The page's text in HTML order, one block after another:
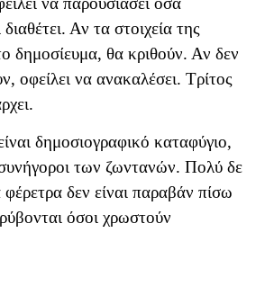
διαθέτει. Αν τα στοιχεία της
δημοσίευμα, θα κριθούν. Αν δεν
οφείλει να ανακαλέσει. Τρίτος
δημοσιογραφικό καταφύγιο,
των ζωντανών. Πολύ δε
φέρετρα δεν είναι παραβάν πίσω
όσοι χρωστούν